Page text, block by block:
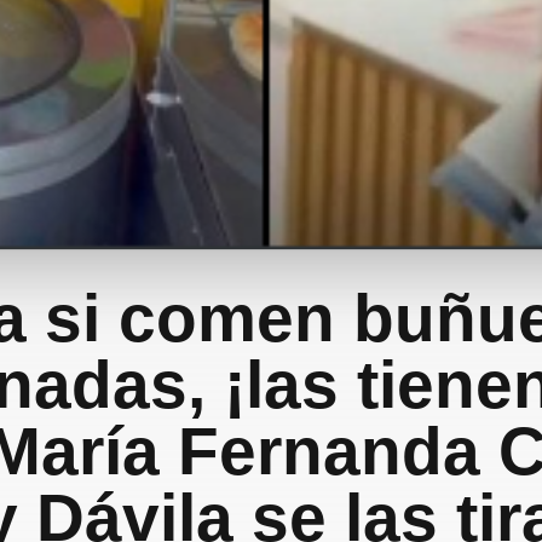
si comen
¡las
Fernanda
Dávila se las